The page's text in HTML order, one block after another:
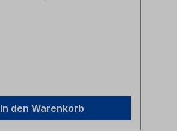
In den Warenkorb